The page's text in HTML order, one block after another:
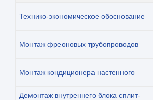
Технико-экономическое обоснование
Монтаж фреоновых трубопроводов
Монтаж кондиционера настенного
Демонтаж внутреннего блока сплит-